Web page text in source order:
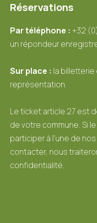
Réservations
Par téléphone : +32
un répondeur
Sur place : la billetterie
représentation.
Le ticket article 27 est
de votre commune. Si
participer à l’une de
contacter, nous
confidentialité.